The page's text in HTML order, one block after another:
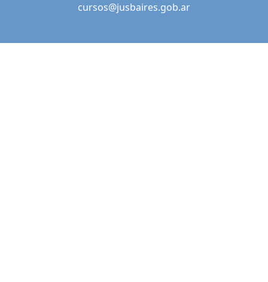
cursos@jusbaires.gob.ar